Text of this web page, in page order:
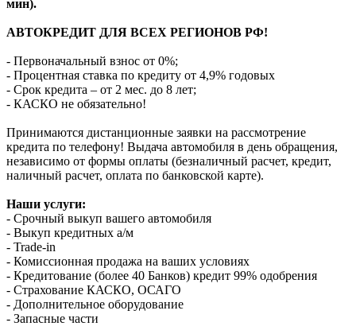
мин).
АВТОКРЕДИТ ДЛЯ ВСЕХ РЕГИОНОВ РФ!
- Первоначальный взнос от 0%;
- Процентная ставка по кредиту от 4,9% годовых
- Срок кредита – от 2 мес. до 8 лет;
- КАСКО не обязательно!
Принимаются дистанционные заявки на рассмотрение
кредита по телефону! Выдача автомобиля в день обращения,
независимо от формы оплаты (безналичный расчет, кредит,
наличный расчет, оплата по банковской карте).
Наши услуги:
- Срочный выкуп вашего автомобиля
- Выкуп кредитных а/м
- Trade-in
- Комиссионная продажа на ваших условиях
- Кредитование (более 40 Банков) кредит 99% одобрения
- Страхование КАСКО, ОСАГО
- Дополнительное оборудование
- Запасные части